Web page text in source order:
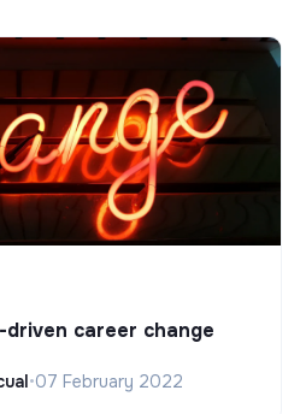
career change
•07 February 2022